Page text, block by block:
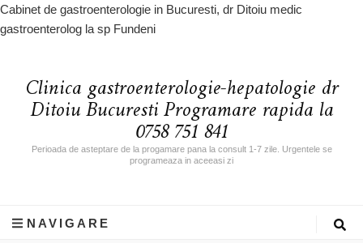
Cabinet de gastroenterologie in Bucuresti, dr Ditoiu medic
gastroenterolog la sp Fundeni
Clinica gastroenterologie-hepatologie dr
Ditoiu Bucuresti Programare rapida la
0758 751 841
Perioada de asteptare de la progamare pana la consult 1-7 zile. Urgentele se
programeaza in aceeasi zi
NAVIGARE